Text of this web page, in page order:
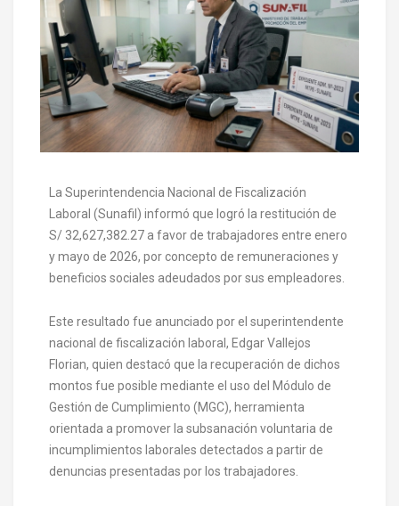
La Superintendencia Nacional de Fiscalización
Laboral (Sunafil) informó que logró la restitución de
S/ 32,627,382.27 a favor de trabajadores entre enero
y mayo de 2026, por concepto de remuneraciones y
beneficios sociales adeudados por sus empleadores.
Este resultado fue anunciado por el superintendente
nacional de fiscalización laboral, Edgar Vallejos
Florian, quien destacó que la recuperación de dichos
montos fue posible mediante el uso del Módulo de
Gestión de Cumplimiento (MGC), herramienta
orientada a promover la subsanación voluntaria de
incumplimientos laborales detectados a partir de
denuncias presentadas por los trabajadores.